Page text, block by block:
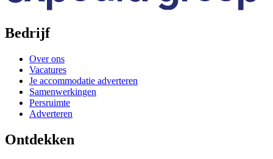
Bedrijf
Over ons
Vacatures
Je accommodatie adverteren
Samenwerkingen
Persruimte
Adverteren
Ontdekken